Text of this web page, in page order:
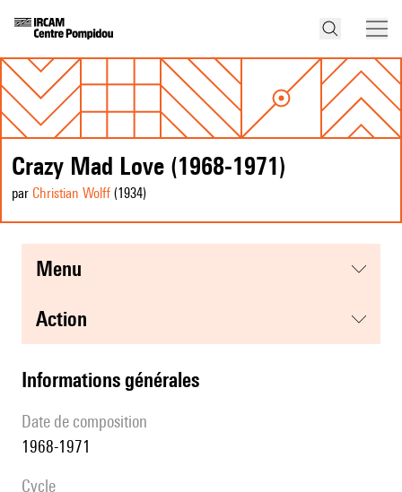
Crazy Mad Love (1968-1971)
par Christian Wolff (1934)
menu
action
informations générales
date de composition
1968-1971
Cycle